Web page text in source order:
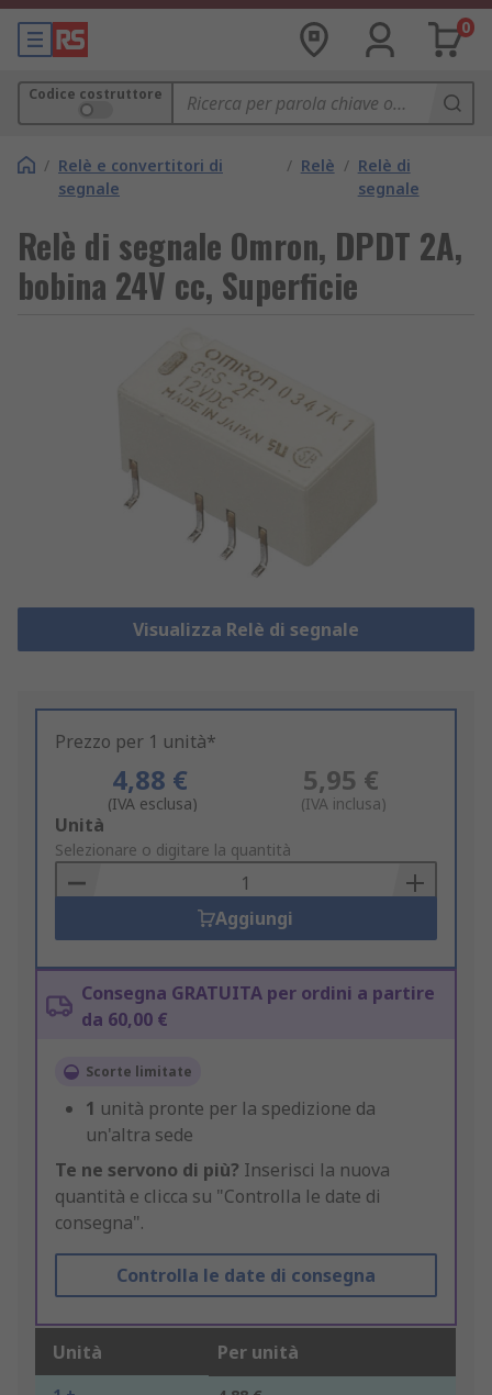
0
Codice costruttore
/ Relè e convertitori di
segnale
/ Relè / Relè di
segnale
Relè di segnale Omron, DPDT 2A,
bobina 24V cc, Superficie
Visualizza Relè di segnale
Prezzo per 1 unità*
4,88 €
(IVA esclusa)
5,95 €
(IVA inclusa)
Add
to
Basket
Unità
Selezionare o digitare la quantità
Aggiungi
Consegna GRATUITA per ordini a partire
da 60,00 €
Scorte limitate
1 unità pronte per la spedizione da
un'altra sede
Te ne servono di più? Inserisci la nuova
quantità e clicca su "Controlla le date di
consegna".
Controlla le date di consegna
Unità Per unità